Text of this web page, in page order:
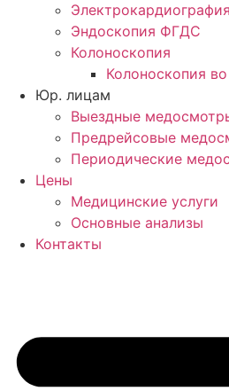
Эндоскопия ФГДС
Колоноскопия
Колоноскопия
Юр. лицам
Выездные
Предрейсовые
Периодические
Цены
Медицинские услуги
Основные анализы
Контакты